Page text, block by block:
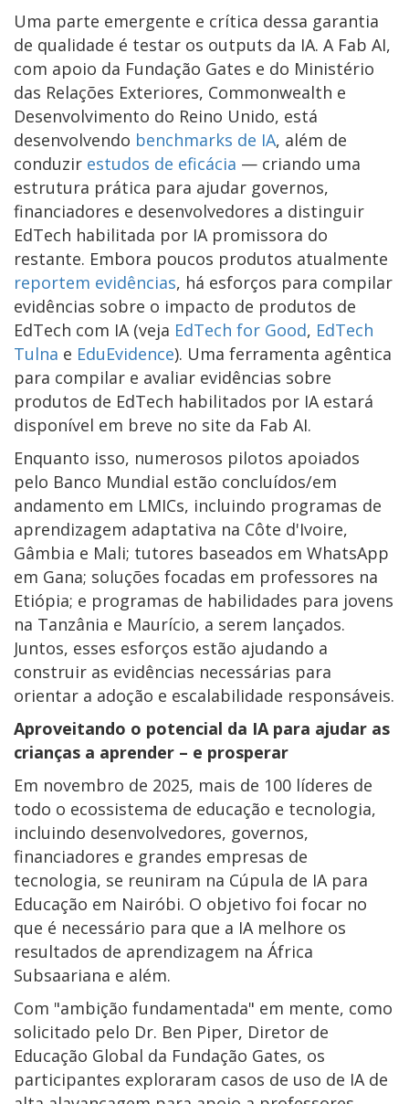
Uma parte emergente e crítica dessa garantia
de qualidade é testar os outputs da IA. A Fab AI,
com apoio da Fundação Gates e do Ministério
das Relações Exteriores, Commonwealth e
Desenvolvimento do Reino Unido, está
desenvolvendo benchmarks de IA, além de
conduzir estudos de eficácia — criando uma
estrutura prática para ajudar governos,
financiadores e desenvolvedores a distinguir
EdTech habilitada por IA promissora do
restante. Embora poucos produtos atualmente
reportem evidências, há esforços para compilar
evidências sobre o impacto de produtos de
EdTech com IA (veja EdTech for Good, EdTech
Tulna e EduEvidence). Uma ferramenta agêntica
para compilar e avaliar evidências sobre
produtos de EdTech habilitados por IA estará
disponível em breve no site da Fab AI.
Enquanto isso, numerosos pilotos apoiados
pelo Banco Mundial estão concluídos/em
andamento em LMICs, incluindo programas de
aprendizagem adaptativa na Côte d'Ivoire,
Gâmbia e Mali; tutores baseados em WhatsApp
em Gana; soluções focadas em professores na
Etiópia; e programas de habilidades para jovens
na Tanzânia e Maurício, a serem lançados.
Juntos, esses esforços estão ajudando a
construir as evidências necessárias para
orientar a adoção e escalabilidade responsáveis.
Aproveitando o potencial da IA para ajudar as
crianças a aprender – e prosperar
Em novembro de 2025, mais de 100 líderes de
todo o ecossistema de educação e tecnologia,
incluindo desenvolvedores, governos,
financiadores e grandes empresas de
tecnologia, se reuniram na Cúpula de IA para
Educação em Nairóbi. O objetivo foi focar no
que é necessário para que a IA melhore os
resultados de aprendizagem na África
Subsaariana e além.
Com "ambição fundamentada" em mente, como
solicitado pelo Dr. Ben Piper, Diretor de
Educação Global da Fundação Gates, os
participantes exploraram casos de uso de IA de